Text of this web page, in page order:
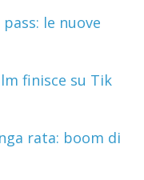
le nuove
finisce su Tik
rata: boom di